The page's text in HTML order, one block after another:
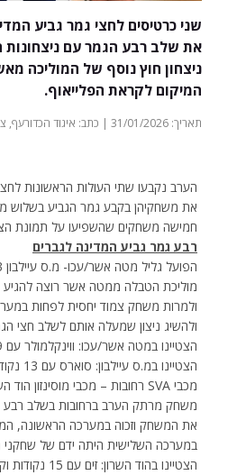
שני כרטיסים לחצי גמר גביע
ניצחון חוץ נוסף של המוליכה
המיקום לקראת הפלייאוף.
תאריך: 31/01/2026 | כתב: איגוד הכדורעף, צילום אלי פאר | צילום: ללא | חדשות
הערב נקבעו שתי העולות הראשונות
חמישה משחקים שהשפיעו על תמונת
רבע גמר גביע המדינה לגברים
הפועל גליל מטה אשר/עכו- מ.ס עיילבון 0:3 (19:25, 19:25, 23:25)
מוליכת הטבלה ממטה אשר רוצה להגיע
ולמרות משחק צמוד יחסית לפחות
ולהשיג ניצון שמעלה אותם לשלב חצי
הצטיינו במטה אשר/עכו: ווינקלמולר עם 19 נקודות ומרון ופויר עם 11 נקודות כל אחד
הצטיינו במ.ס עיילבון: סוארס עם 13 נקודות ופיינרו עם 10 נקודות.
מכבי SVA רחובות – מכבי מוסינזון הוד השרון 3:0 (25:20, 28:26, 25:21)
משחק מרתק הערב ברחובות בשלב רבע
את המשחק וזכוה במערכה הראשונה,
במערכה השלישית היתה ידם של שחקני
הצטיינו בהוד השרון: זים עם 15 נקודות וקוצ’נר כם 13 נקודות